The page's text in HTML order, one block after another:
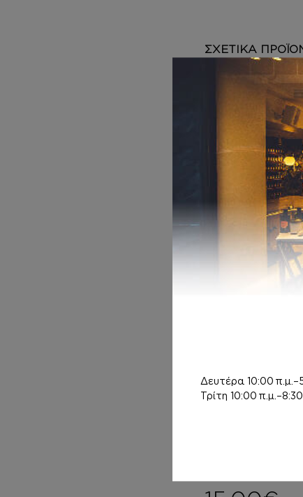
ΣΧΕΤΙΚΑ
BODY MIST
Inspired by
OLYMPEA
12,00€
Δευτέρα 10:00
Τρίτη 10:00 π.μ.–8:30